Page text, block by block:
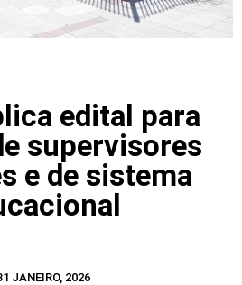
edital para
supervisores
e de sistema
JANEIRO, 2026